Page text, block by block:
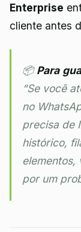
Enterprise
cliente antes
📦Para
“Se você
no
precisa de
histórico,
elementos,
por um